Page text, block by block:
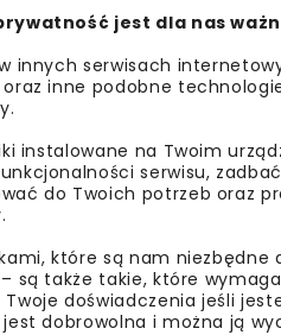
intencyjny dotyczący
Wodnej w
z
Pompowni Parowej w
związanych ze
działań oraz
i
obiektu.
jest dla nas
innych serwisach
inne podobne
instalowane na Twoim
serwisu,
do Twoich potrzeb oraz
które są nam niezbędne
są także takie, które
doświadczenia jeśli
dobrowolna i można ją